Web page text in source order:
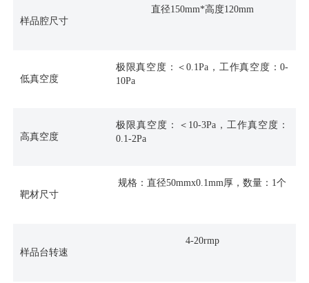
样品腔尺寸
直径150mm*高度120mm
低真空度
极限真空度：＜0.1Pa，工作真空度：0-
10Pa
高真空度
极限真空度：＜10-3Pa，工作真空度：
0.1-2Pa
靶材尺寸
规格：直径50mmx0.1mm厚，数量：1个
样品台转速
4-20rmp